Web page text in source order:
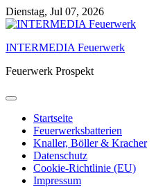
Skip
to
Dienstag, Jul 07, 2026
INTERMEDIA Feuerwerk
Feuerwerk Prospekt
Startseite
Feuerwerksbatterien
Knaller, Böller & Kracher
Datenschutz
Cookie-Richtlinie (EU)
Impressum